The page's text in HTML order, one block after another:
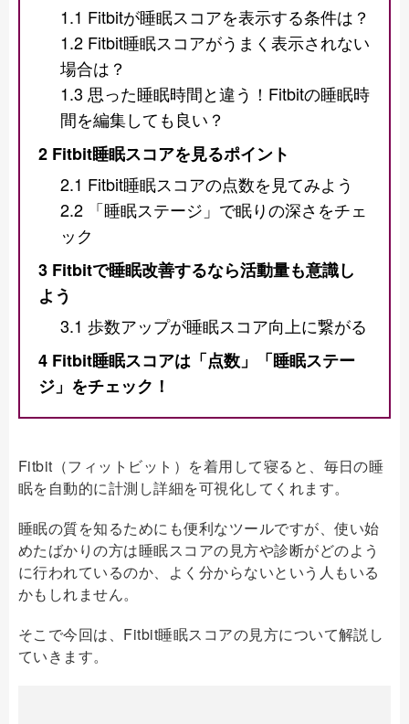
1.1 Fitbitが睡眠スコアを表示する条件は？
1.2 Fitbit睡眠スコアがうまく表示されない
場合は？
1.3 思った睡眠時間と違う！Fitbitの睡眠時
間を編集しても良い？
2 Fitbit睡眠スコアを見るポイント
2.1 Fitbit睡眠スコアの点数を見てみよう
2.2 「睡眠ステージ」で眠りの深さをチェ
ック
3 Fitbitで睡眠改善するなら活動量も意識し
よう
3.1 歩数アップが睡眠スコア向上に繋がる
4 Fitbit睡眠スコアは「点数」「睡眠ステー
ジ」をチェック！
Fitbit（フィットビット）を着用して寝ると、毎日の睡
眠を自動的に計測し詳細を可視化してくれます。
睡眠の質を知るためにも便利なツールですが、使い始
めたばかりの方は睡眠スコアの見方や診断がどのよう
に行われているのか、よく分からないという人もいる
かもしれません。
そこで今回は、Fitbit睡眠スコアの見方について解説し
ていきます。